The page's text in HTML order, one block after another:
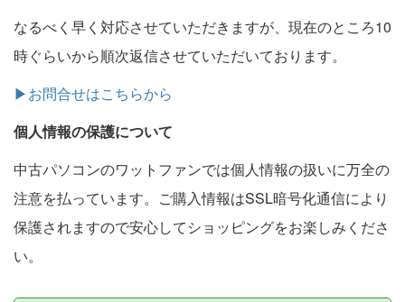
なるべく早く対応させていただきますが、現在のところ10
時ぐらいから順次返信させていただいております。
▶お問合せはこちらから
個人情報の保護について
中古パソコンのワットファンでは個人情報の扱いに万全の
注意を払っています。ご購入情報はSSL暗号化通信により
保護されますので安心してショッピングをお楽しみくださ
い。